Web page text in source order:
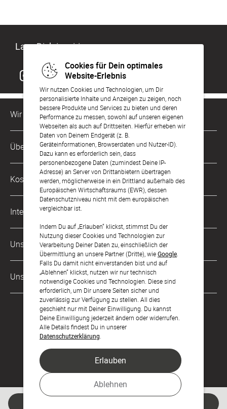
Cookies für Dein optimales
Website-Erlebnis
Wir nutzen Cookies und Technologien, um Dir
personalisierte Inhalte und Anzeigen zu zeigen, noch
bessere Produkte und Services zu bieten und deren
Performance zu messen, sowohl auf unseren eigenen
Webseiten als auch auf Drittseiten. Hierfür erheben wir
Daten von Deinem Endgerät (z. B.
Geräteinformationen, Browserdaten und Nutzer-ID).
Dazu kann es erforderlich sein, dass
personenbezogene Daten (zumindest Deine IP-
Adresse) an Server von Drittanbietern übertragen
werden, möglicherweise in ein Drittland außerhalb des
Europäischen Wirtschaftsraums (EWR), dessen
Datenschutzniveau nicht mit dem europäischen
vergleichbar ist.
Indem Du auf „Erlauben“ klickst, stimmst Du der
Nutzung dieser Cookies und Technologien zur
Verarbeitung Deiner Daten zu, einschließlich der
Übermittlung an unsere Partner (Dritte), wieGoogle
Falls Du damit nicht einverstanden bist und auf
„Ablehnen“ klickst, nutzen wir nur technisch
notwendige Cookies und Technologien. Diese sind
erforderlich, um Dir unsere Seiten sicher und
zuverlässig zur Verfügung zu stellen. All dies
geschieht nur mit Deiner Einwilligung. Du kannst
Deine Einwilligung jederzeit ändern oder widerrufen.
Alle Details findest Du in unserer
Datenschutzerklärung
Ablehnen
Erlauben
Lass Dich inspirieren
Wir sind für Dich da
Kundenservice-Hotline
0221 956 725 10
Mo. - Fr. von 9 bis 17 Uhr
kontakt@sendmoments.de
Über Uns
Philosophie
Karriere
Impressum
AGB & Widerrufsrecht
Zahlung & Versand
Datenschutz
Barrierefreiheitserklärung
LLM's
Kostenlose Services
Musterkarten
Digitale Fotoalben
Digitale Gästelisten
FAQ & Hilfe
International
Österreich
Schweiz
Frankreich
Unsere Zahlungsarten
Unsere Partner
Feier den Moment.